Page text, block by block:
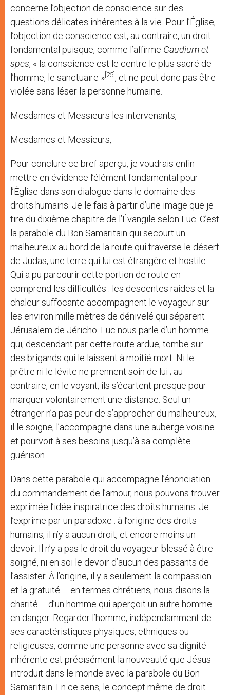
concerne l’objection de conscience sur des
questions délicates inhérentes à la vie. Pour l’Église,
l’objection de conscience est, au contraire, un droit
fondamental puisque, comme l’affirme Gaudium et
spes, « la conscience est le centre le plus sacré de
l’homme, le sanctuaire »[25], et ne peut donc pas être
violée sans léser la personne humaine.
Mesdames et Messieurs les intervenants,
Mesdames et Messieurs,
Pour conclure ce bref aperçu, je voudrais enfin
mettre en évidence l’élément fondamental pour
l’Église dans son dialogue dans le domaine des
droits humains. Je le fais à partir d’une image que je
tire du dixième chapitre de l’Évangile selon Luc. C’est
la parabole du Bon Samaritain qui secourt un
malheureux au bord de la route qui traverse le désert
de Judas, une terre qui lui est étrangère et hostile.
Qui a pu parcourir cette portion de route en
comprend les difficultés : les descentes raides et la
chaleur suffocante accompagnent le voyageur sur
les environ mille mètres de dénivelé qui séparent
Jérusalem de Jéricho. Luc nous parle d’un homme
qui, descendant par cette route ardue, tombe sur
des brigands qui le laissent à moitié mort. Ni le
prêtre ni le lévite ne prennent soin de lui ; au
contraire, en le voyant, ils s’écartent presque pour
marquer volontairement une distance. Seul un
étranger n’a pas peur de s’approcher du malheureux,
il le soigne, l’accompagne dans une auberge voisine
et pourvoit à ses besoins jusqu’à sa complète
guérison.
Dans cette parabole qui accompagne l’énonciation
du commandement de l’amour, nous pouvons trouver
exprimée l’idée inspiratrice des droits humains. Je
l’exprime par un paradoxe : à l’origine des droits
humains, il n’y a aucun droit, et encore moins un
devoir. Il n’y a pas le droit du voyageur blessé à être
soigné, ni en soi le devoir d’aucun des passants de
l’assister. À l’origine, il y a seulement la compassion
et la gratuité – en termes chrétiens, nous disons la
charité – d’un homme qui aperçoit un autre homme
en danger. Regarder l’homme, indépendamment de
ses caractéristiques physiques, ethniques ou
religieuses, comme une personne avec sa dignité
inhérente est précisément la nouveauté que Jésus
introduit dans le monde avec la parabole du Bon
Samaritain. En ce sens, le concept même de droit